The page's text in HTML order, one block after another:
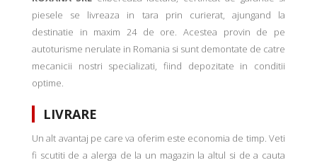
piesele se livreaza in tara prin curierat, ajungand la
destinatie in maxim 24 de ore. Acestea provin de pe
autoturisme nerulate in Romania si sunt demontate de catre
mecanicii nostri specializati, fiind depozitate in conditii
optime.
LIVRARE
Un alt avantaj pe care va oferim este economia de timp. Veti
fi scutiti de a alerga de la un magazin la altul si de a cauta